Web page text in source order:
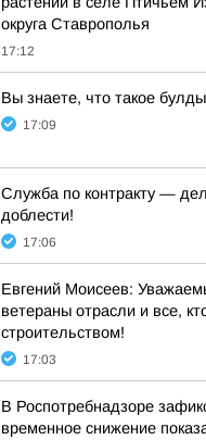
округа Ставрополья
17:12
Вы знаете, что такое
17:09
Служба по контракту —
доблести!
17:06
Евгений Моисеев:
ветераны отрасли и все,
строительством!
17:03
В Роспотребнадзоре
временное снижение